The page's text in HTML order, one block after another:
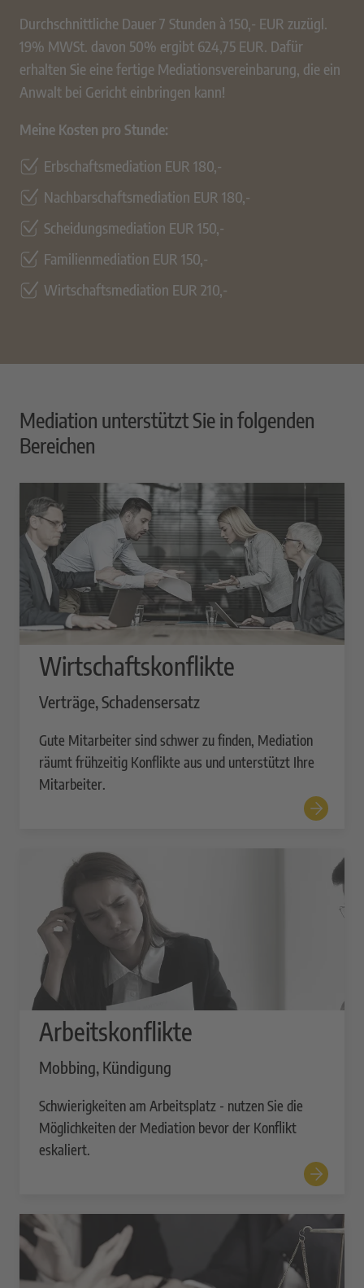
Durchschnittliche Dauer 7 Stunden à 150,- EUR zuzügl.
19% MWSt. davon 50% ergibt 624,75 EUR. Dafür
erhalten Sie eine fertige Mediationsvereinbarung, die ein
Anwalt bei Gericht einbringen kann!
Meine Kosten pro Stunde:
Erbschaftsmediation EUR 180,-
Nachbarschaftsmediation EUR 180,-
Scheidungsmediation EUR 150,-
Familienmediation EUR 150,-
Wirtschaftsmediation EUR 210,-
Mediation unterstützt Sie in folgenden
Bereichen
Wirtschaftskonflikte
Verträge, Schadensersatz
Gute Mitarbeiter sind schwer zu finden, Mediation
räumt frühzeitig Konflikte aus und unterstützt Ihre
Mitarbeiter.
Arbeitskonflikte
Mobbing, Kündigung
Schwierigkeiten am Arbeitsplatz - nutzen Sie die
Möglichkeiten der Mediation bevor der Konflikt
eskaliert.